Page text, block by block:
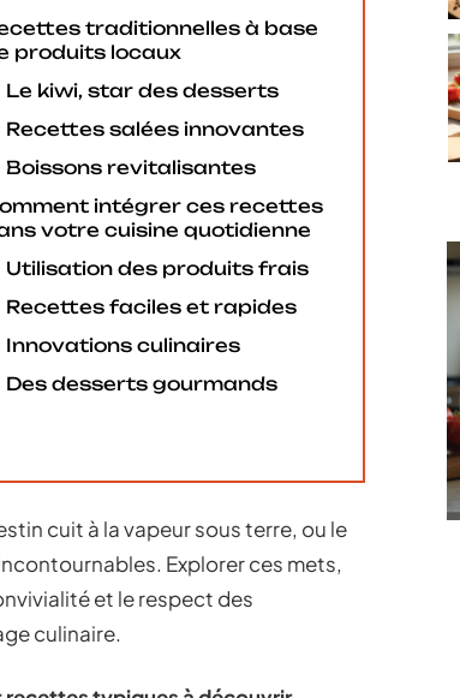
traditionnelles à base
produits locaux
Le kiwi, star des desserts
Recettes salées innovantes
Boissons revitalisantes
intégrer ces recettes
votre cuisine quotidienne
Utilisation des produits frais
Recettes faciles et rapides
Innovations culinaires
Des desserts gourmands
cuit à la vapeur sous terre, ou le
Explorer ces mets,
et le respect des
culinaire.